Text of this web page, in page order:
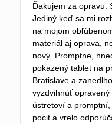
Ďakujem za opravu.
Jediný keď sa mi
na mojom
materiál aj oprava,
nový. Promptne,
pokazený tablet na
Bratislave a
vyzdvihnúť opravený
ústretoví a
pocit a vrelo